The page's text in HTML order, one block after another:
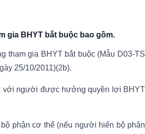
gia BHYT bắt buộc bao gồm.
tham gia BHYT bắt buộc (Mẫu D03-TS
25/10/2011)(2b).
với người được hưởng quyền lợi BHYT
phận cơ thể (nếu người hiến bộ phận